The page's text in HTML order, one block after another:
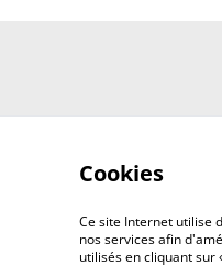
Cookies
Ce site Internet utilise
nos services afin
utilisés en cliquant sur